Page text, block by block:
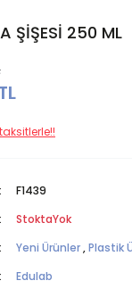
ŞİŞESİ 250 ML
F1439
StoktaYok
Yeni Ürünler,Plastik
Edulab